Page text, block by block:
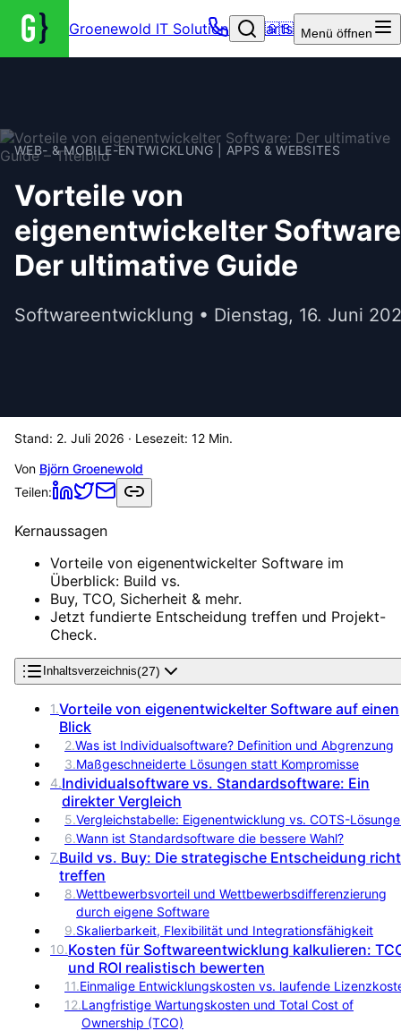
Groenewold IT Solutions – Startseite
🇬🇧 Menü öffnen
WEB- & MOBILE-ENTWICKLUNG | APPS & WEBSITES
Vorteile von
eigenentwickelter
Der ultimative Guide
Softwareentwicklung • Dienstag, 16. Juni
Stand: 2. Juli 2026 · Lesezeit: 12 Min.
Von Björn Groenewold
Teilen:
Kernaussagen
Vorteile von eigenentwickelter Software im
Überblick: Build vs.
Buy, TCO, Sicherheit & mehr.
Jetzt fundierte Entscheidung treffen und Projekt-
Check.
Inhaltsverzeichnis(27)
1.Vorteile von eigenentwickelter Software auf einen
Blick
2.Was ist Individualsoftware? Definition und Abgrenzung
3.Maßgeschneiderte Lösungen statt Kompromisse
4.Individualsoftware vs. Standardsoftware: Ein
direkter Vergleich
5.Vergleichstabelle: Eigenentwicklung vs. COTS-
6.Wann ist Standardsoftware die bessere Wahl?
7.Build vs. Buy: Die strategische Entscheidung
treffen
8.Wettbewerbsvorteil und Wettbewerbsdifferenzierung
durch eigene Software
9.Skalierbarkeit, Flexibilität und Integrationsfähigkeit
10.Kosten für Softwareentwicklung kalkulieren:
und ROI realistisch bewerten
11.Einmalige Entwicklungskosten vs. laufende
12.Langfristige Wartungskosten und Total Cost of
Ownership (TCO)